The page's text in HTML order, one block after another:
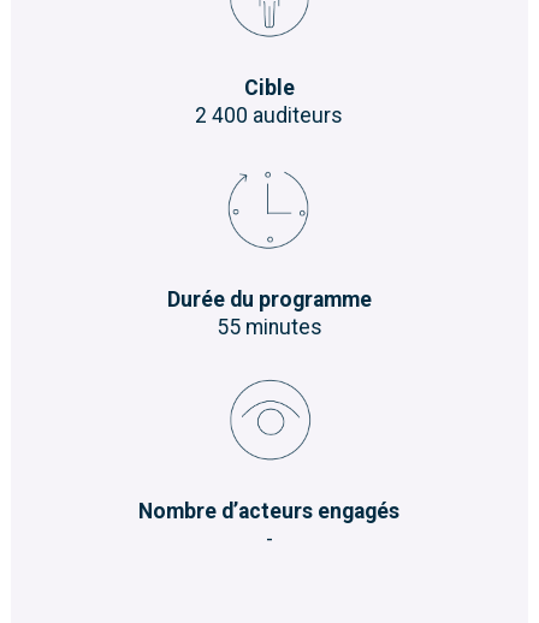
Cible
2 400 auditeurs
Durée du programme
55 minutes
Nombre d’acteurs engagés
-